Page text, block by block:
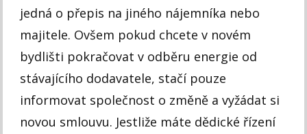
jedná o přepis na jiného nájemníka nebo
majitele. Ovšem pokud chcete v novém
bydlišti pokračovat v odběru energie od
stávajícího dodavatele, stačí pouze
informovat společnost o změně a vyžádat si
novou smlouvu. Jestliže máte dědické řízení